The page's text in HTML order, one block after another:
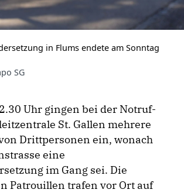
in Flums endete am Sonntag
SG
Uhr gingen bei der Notruf-
St. Gallen mehrere
Drittpersonen ein, wonach
eine
im Gang sei. Die
Patrouillen trafen vor Ort auf